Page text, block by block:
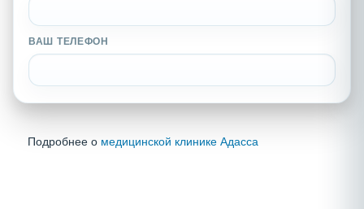
ВАШ ТЕЛЕФОН
Подробнее о медицинской клинике Адасса